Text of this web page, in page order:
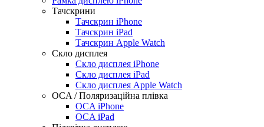
Тачскрини
Тачскрин iPhone
Тачскрин iPad
Тачскрин Apple Watch
Скло дисплея
Скло дисплея iPhone
Скло дисплея iPad
Скло дисплея Apple Watch
OCA / Поляризаційна плівка
OCA iPhone
OCA iPad